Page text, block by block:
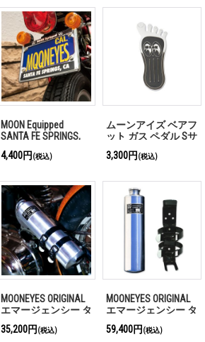
MOON Equipped
SANTA FE SPRINGS,
ス フレーム for モー
4,400円 (税込)
ムーンアイズ ベアフ
ット ガス ペダル Sサ
3,300円 (税込)
MOONEYES ORIGINAL
エマージェンシー タ
35,200円 (税込)
MOONEYES ORIGINAL
エマージェンシー タ
59,400円 (税込)